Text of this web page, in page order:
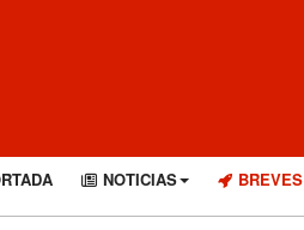
NOTICIAS BREVES